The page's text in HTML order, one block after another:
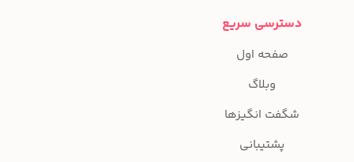
دسترسی سریع
صفحه اول
وبلاگ
شگفت انگیزها
پشتیبانی